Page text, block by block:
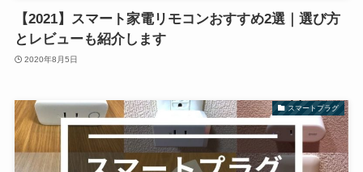
【2021】スマート家電リモコンおすすめ2選｜選び方
とレビューも紹介します
2020年8月5日
スマートプラグ